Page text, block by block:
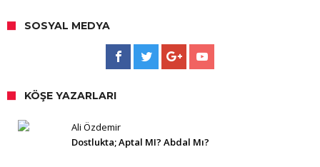
SOSYAL MEDYA
KÖŞE YAZARLARI
Ali Özdemir
Dostlukta; Aptal MI? Abdal Mı?